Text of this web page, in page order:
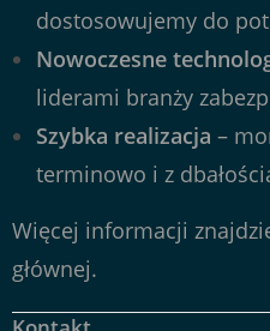
dostosowujemy do
Nowoczesne
liderami branży
Szybka realizacja –
terminowo i z
Więcej informacji
głównej.